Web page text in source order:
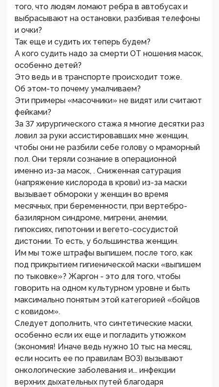
того, что людям ломают ребра в автобусах и
выбрасывают на остановки, разбивая телефоны
и очки?
Так еще и судить их теперь будем?
А кого судить надо за смерти ОТ ношения масок,
особенно детей?
Это ведь и в транспорте происходит тоже.
Об этом-то почему умалчиваем?
Эти примеры «масочники» не видят или считают
фейками?
За 37 хирургического стажа я многие десятки раз
ловил за руки ассистировавших мне женщин,
чтобы они не разбили себе голову о мраморный
пол. Они теряли сознание в операционной
именно из-за масок, . Сниженная сатурация
(напряжение кислорода в крови) из-за маски
вызывает обмороки у женщин во время
месячных, при беременности, при вертебро-
базилярном синдроме, мигрени, анемии,
гипоксиях, гипотонии и вегето-сосудистой
дистонии. То есть, у большинства женщин.
Им мы тоже штрафы выпишем, после того, как
под прикрытием гигиенической маски «выпишем
по тыковке»? Жаргон - это для того, чтобы
говорить на одном культурном уровне и быть
максимально понятым этой категорией «бойцов
с ковидом».
Следует дополнить, что синтетические маски,
особенно если их еще и погладить утюжком
(экономия! Иначе ведь нужно 10 тыс на месяц,
если носить ее по правилам ВОЗ) вызывают
онкологические заболевания и... инфекции
верхних дыхательных путей благодаря